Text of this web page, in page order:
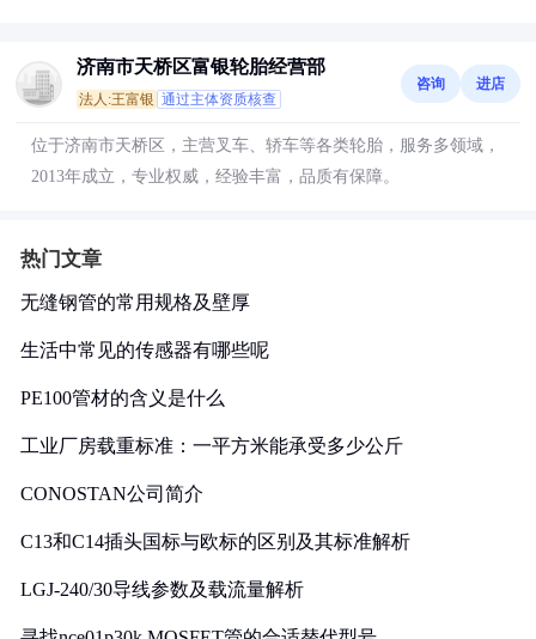
济南市天桥区富银轮胎经营部
法人:王富银 通过主体资质核查
咨询 进店
位于济南市天桥区，主营叉车、轿车等各类轮胎，服务多领域，
2013年成立，专业权威，经验丰富，品质有保障。
热门文章
无缝钢管的常用规格及壁厚
生活中常见的传感器有哪些呢
PE100管材的含义是什么
工业厂房载重标准：一平方米能承受多少公斤
CONOSTAN公司简介
C13和C14插头国标与欧标的区别及其标准解析
LGJ-240/30导线参数及载流量解析